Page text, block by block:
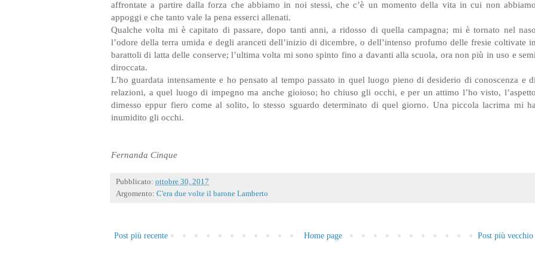
affrontate a partire dalla forza che abbiamo in noi stessi, che c’è un momento della vita in cui non abbiamo
appoggi e che tanto vale la pena esserci allenati.
Qualche volta mi è capitato di passare, dopo tanti anni, a ridosso di quella campagna; mi è tornato nel naso
l’odore della terra umida e degli aranceti dell’inizio di dicembre, o dell’intenso profumo delle fresie coltivate in
barattoli di latta delle conserve; l’ultima volta mi sono spinto fino a davanti alla scuola, ora non più in uso e semi
diroccata.
L’ho guardata intensamente e ho pensato al tempo passato in quel luogo pieno di desiderio di conoscenza e di
relazioni, a quel luogo di impegno ma anche gioioso; ho chiuso gli occhi, e per un attimo l’ho visto, l’aspetto
dimesso eppur fiero come al solito, lo stesso sguardo determinato di quel giorno. Una piccola lacrima mi ha
inumidito gli occhi.
Fernanda Cinque
Pubblicato: ottobre 30, 2017
Argomento: C'era due volte il barone Lamberto
Post più recente Post più vecchio
Home page